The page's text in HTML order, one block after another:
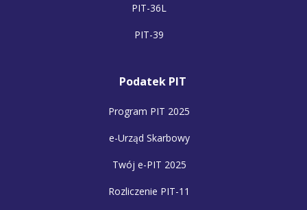
PIT-36L
PIT-39
Podatek PIT
Program PIT 2025
e-Urząd Skarbowy
Twój e-PIT 2025
Rozliczenie PIT-11